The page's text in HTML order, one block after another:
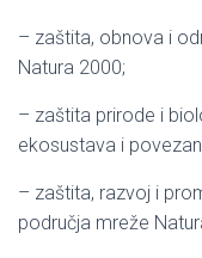
– zaštita, obnova i
Natura 2000;
– zaštita prirode i
ekosustava i
– zaštita, razvoj i
područja mreže